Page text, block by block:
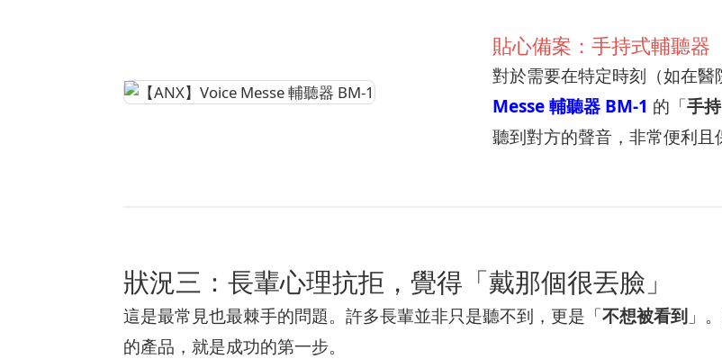
貼心備案：手持式輔聽器
對於需要在特定時刻（如在醫
Messe 輔聽器 BM-1 的「手持
聽到對方的聲音，非常便利且
狀況三：長輩心理抗拒，覺得「戴那個很丟臉」
這是最常見也最棘手的問題。許多長輩並非只是聽不到，更是「不想被看到 」
的產品，就是成功的第一步。